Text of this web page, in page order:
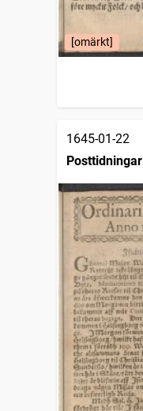
[omärkt]
1645-01-22
Posttidningar